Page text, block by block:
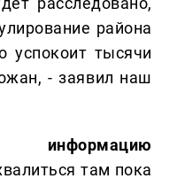
района
успокоит тысячи
- заявил наш
информацию
там пока